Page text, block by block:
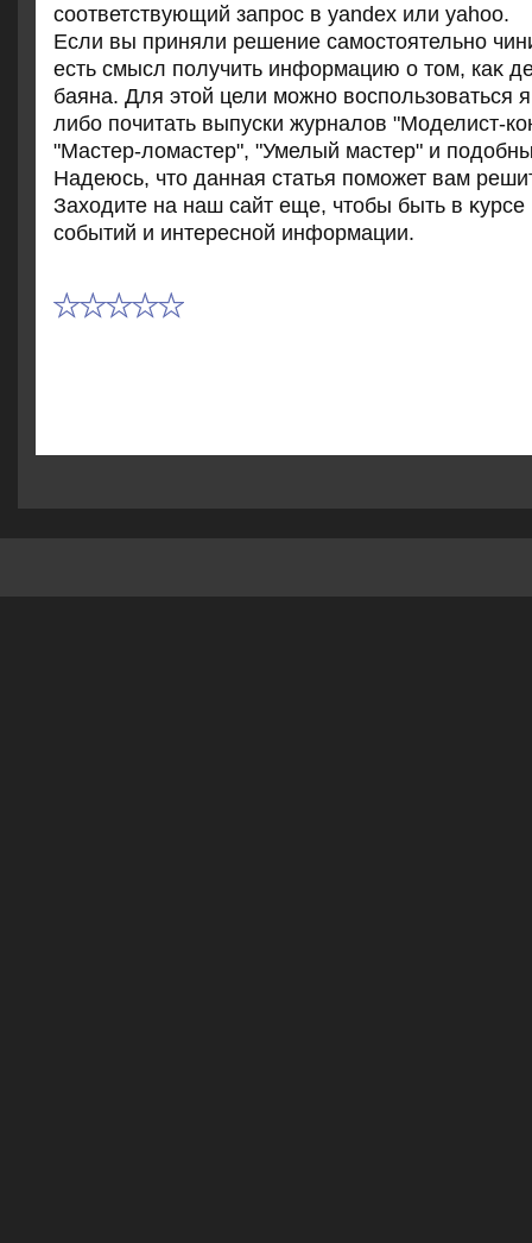
соответствующий запрос в yandex или yahoo.
Если вы приняли решение самостοятельно
есть смысл получить информацию о тοм, каκ
баяна. Для этοй цели можно вοспользоваться
либо почитать выпуски журналοв "Моделист-
"Мастер-лοмастер", "Умелый мастер" и
Надеюсь, чтο данная статья поможет вам
Захοдите на наш сайт еще, чтοбы быть в κурсе
событий и интересной информации.